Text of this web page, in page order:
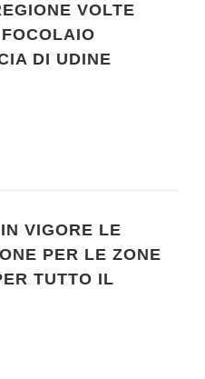
VOLTE
DI UDINE
VIGORE LE
PER LE ZONE
TUTTO IL